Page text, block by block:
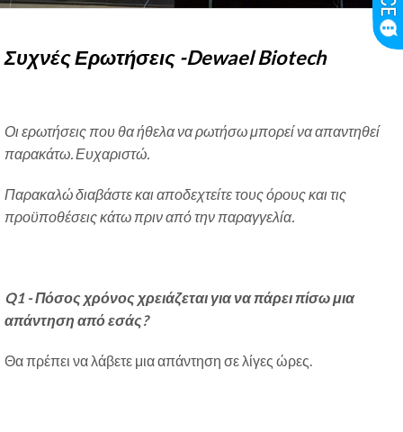
Συχνές Ερωτήσεις -Dewael Biotech
Οι ερωτήσεις που θα ήθελα να ρωτήσω μπορεί να απαντηθεί
παρακάτω. Ευχαριστώ.
Παρακαλώ διαβάστε και αποδεχτείτε τους όρους και τις
προϋποθέσεις κάτω πριν από την παραγγελία.
Q1 - Πόσος χρόνος χρειάζεται για να πάρει πίσω μια
απάντηση από εσάς?
Θα πρέπει να λάβετε μια απάντηση σε λίγες ώρες.